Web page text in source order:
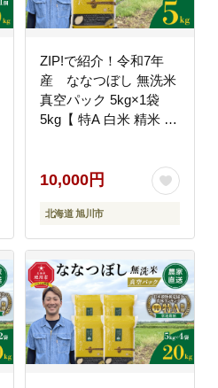
ZIP!で紹介！令和7年
産 ななつぼし 無洗米
真空パック 5kg×1袋
5kg【 特A 白米 精米 ご
さと納税 北海道ふるさ
と納税 旭川市 北海道
】_05238 ●
10,000円
北海道 旭川市